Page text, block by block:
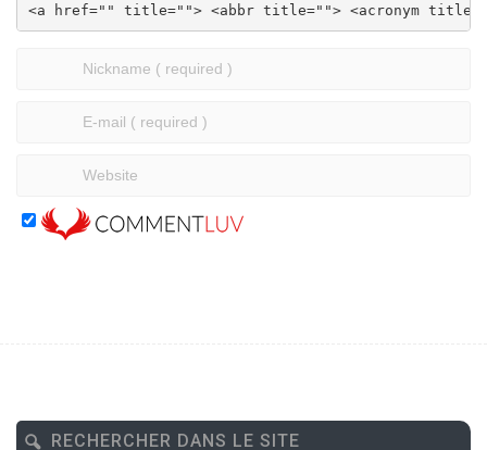
<a href="" title=""> <abbr title=""> <acronym
RECHERCHER DANS LE SITE